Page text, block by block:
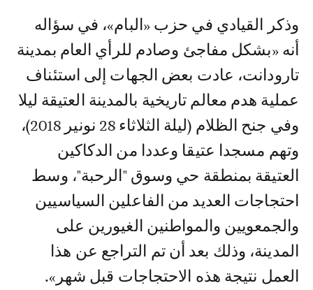
وذكر القيادي في حزب «البام»، في سؤاله
أنه «بشكل مفاجئ وصادم للرأي العام بمدينة
تارودانت، عادت بعض الجهات إلى استئناف
عملية هدم معالم تاريخية بالمدينة العتيقة ليلا
وفي جنح الظلام (ليلة الثلاثاء 28 نونير 2018)،
وتهم مسجدا عتيقا وعددا من الدكاكين
العتيقة بمنطقة حي وسوق "الرحبة"، وسط
احتجاجات العديد من الفاعلين السياسيين
والجمعويين والمواطنين الغيورين على
المدينة، وذلك بعد أن تم التراجع عن هذا
العمل نتيجة هذه الاحتجاجات قبل شهر».